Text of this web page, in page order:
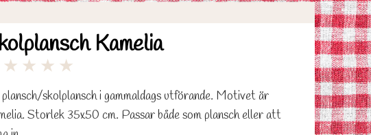
Kamelia
★ ★ ★ ★
skolplansch i gammaldags utförande. Motivet är
Storlek 35x50 cm. Passar både som plansch eller att